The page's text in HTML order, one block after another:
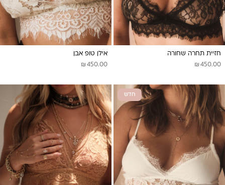
חזיית תחרה שחורה
₪ 450.00
אילן טופ אבן
₪ 450.00
חדש